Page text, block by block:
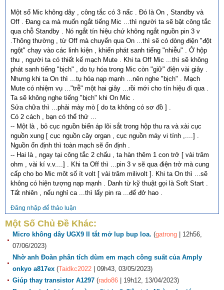
Một số Mic không dây , công tắc có 3 nấc . Đó là On , Standby và
Off . Đang ca mà muốn ngắt tiếng Mic ...thì người ta sẽ bật công tắc
qua chỗ Standby . Nó ngắt tín hiệu chứ không ngắt nguồn pin 3 v
.Thông thường , từ Off mà chuyển qua On ...thì sẽ có dòng điện "đột
ngột" chạy vào các linh kiện , khiến phát sanh tiếng "nhiễu" . Ở hộp
thu , người ta có thiết kế mạch Mute . Khi ta Off Mic ...thì sẽ không
phát sanh tiếng "bịch" , do tụ hóa trong Mic còn "giữ" điện vài giây .
Nhưng khi ta On thì ...tụ hóa nạp mạnh ...nên nghe "bịch" . Mạch
Mute có nhiệm vụ ..."trễ" một hai giây ...rồi mới cho tín hiệu đi qua .
Ta sẽ không nghe tiếng "bịch" khi On Mic .
Sửa chữa thì ...phải mày mò [ do ta không có sơ đồ ] .
Có 2 cách , bạn có thể thử ...
-- Một là , bỏ cục nguồn biến áp lõi sắt trong hộp thu ra và xài cục
nguồn xung [ cục nguồn cây organ , cục nguồn máy vi tính ,....] .
Nguồn ổn định thì toàn mạch sẽ ổn định .
-- Hai là , ngay tại công tắc 2 chấu , ta hàn thêm 1 con trở [ vài trăm
ohm , vài kí v.v....] . Khi ta Off thì ...pin 3 v sẽ qua điện trở mà cung
cấp cho bo Mic môt số ít volt [ vài trăm milivolt ]. Khi ta On thì ...sẽ
không có hiện tượng nạp mạnh . Danh từ kỹ thuật gọi là Soft Start .
Tất nhiên , nếu nghỉ ca ...thì lấy pin ra ...để đở hao .
Đăng nhập để thảo luận
Một Số Chủ Đề Khác:
Micro không dây UGX9 II tắt mở lup bup loa. (gatrong | 12h56,
07/06/2023)
Nhờ anh Đoàn phân tích dùm em mạch công suất của Amply
onkyo a817ex (Taidkc2022 | 09h43, 03/05/2023)
Giúp thay transistor A1297 (rado86 | 19h12, 13/04/2023)